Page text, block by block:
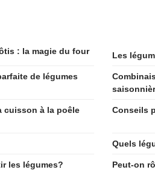
: la magie du four Les
de légumes
cuisson à la poêle
Conseils
Quels
les légumes? Peut-on